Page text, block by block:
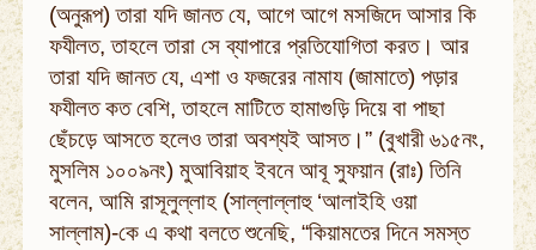
(অনুরূপ) তারা যদি জানত যে, আগে আগে মসজিদে আসার কি
ফযীলত, তাহলে তারা সে ব্যাপারে প্রতিযোগিতা করত। আর
তারা যদি জানত যে, এশা ও ফজরের নামায (জামাতে) পড়ার
ফযীলত কত বেশি, তাহলে মাটিতে হামাগুড়ি দিয়ে বা পাছা
ছেঁচড়ে আসতে হলেও তারা অবশ্যই আসত।” (বুখারী ৬১৫নং,
মুসলিম ১০০৯নং) মুআবিয়াহ ইবনে আবূ সুফয়ান (রাঃ) তিনি
বলেন, আমি রাসূলুল্লাহ (সাল্লাল্লাহু ‘আলাইহি ওয়া
সাল্লাম)-কে এ কথা বলতে শুনেছি, “কিয়ামতের দিনে সমস্ত